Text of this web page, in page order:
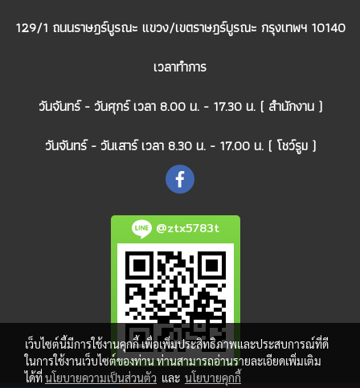
129/1 ถนนราษฎร์บูรณะ แขวง/เขตราษฎร์บูรณะ กรุงเทพฯ 10140
เวลาทำการ
วันจันทร์ - วันศุกร์ เวลา 8.00 น. - 17.30 น. ( สำนักงาน )
วันจันทร์ - วันเสาร์ เวลา 8.30 น. - 17.00 น. ( โชว์รูม )
@ztx5783t
เว็บไซต์นี้มีการใช้งานคุกกี้ เพื่อเพิ่มประสิทธิภาพและประสบการณ์ที่ดี
ในการใช้งานเว็บไซต์ของท่าน ท่านสามารถอ่านรายละเอียดเพิ่มเติม
ได้ที่นโยบายความเป็นส่วนตัว และ นโยบายคุกกี้